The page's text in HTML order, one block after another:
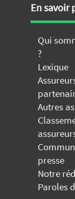
En savoir
Qui
?
Lexique
Autres
presse
Notre
Paroles